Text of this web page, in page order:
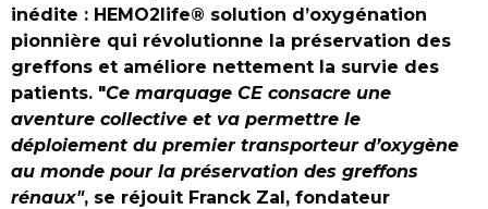
inédite : HEMO2life® solution d’oxygénation
pionnière qui révolutionne la préservation des
greffons et améliore nettement la survie des
patients. "Ce marquage CE consacre une
aventure collective et va permettre le
déploiement du premier transporteur d’oxygène
au monde pour la préservation des greffons
rénaux", se réjouit Franck Zal, fondateur